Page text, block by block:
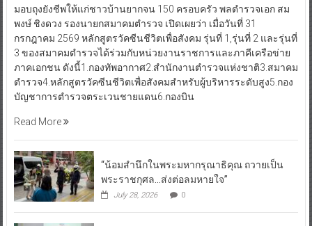
มอบถุงยังชีพให้แก่ชาวบ้านยากจน 150 ครอบครัว พลตำรวจเอก สม
พงษ์ ชิงดวง รองนายกสมาคมตำรวจ เปิดเผยว่า เมื่อวันที่ 31
กรกฎาคม 2569 หลักสูตรวัคซีนชีวิตเพื่อสังคม รุ่นที่ 1,รุ่นที่ 2 และรุ่นที่
3 ของสมาคมตำรวจได้ร่วมกับหน่วยงานราชการและภาคีเครือข่าย
ภาคเอกชน ดังนี้1.กองทัพอากาศ2.สำนักงานตำรวจแห่งชาติ3.สมาคม
ตำรวจ4.หลักสูตรวัคซีนชีวิตเพื่อสังคมสำหรับผู้บริหารระดับสูง5.กอง
บัญชาการตำรวจตระเวนชายแดน6.กองบิน
Read More
“น้อมสำนึกในพระมหากรุณาธิคุณ ถวายเป็น
พระราชกุศล…ส่งต่อลมหายใจ”
July 28, 2026 0